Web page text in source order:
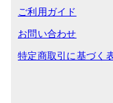
ご利用ガイド
お問い合わせ
特定商取引に基づく